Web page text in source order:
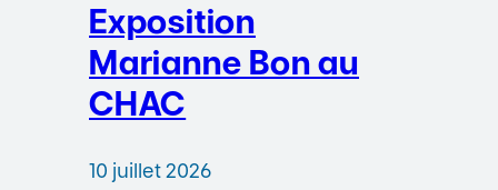
Exposition
Marianne Bon au
CHAC
10 juillet 2026